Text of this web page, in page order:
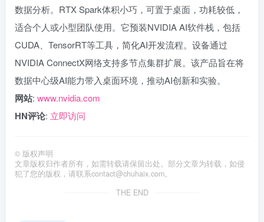
数据分析。RTX Spark体积小巧，可置于桌面，功耗较低，
适合个人或小型团队使用。它预装NVIDIA AI软件栈，包括
CUDA、TensorRT等工具，简化AI开发流程。设备通过
NVIDIA ConnectX网络支持多节点集群扩展。该产品旨在将
数据中心级AI能力带入桌面环境，推动AI创新和实验。
网站: www.nvidia.com
HN评论: 立即访问
© 版权声明
文章版权归作者所有，如需转载请保留出处。部分文章为转载，如侵
犯了您的版权，请联系contact@chuhaix.com。
THE END